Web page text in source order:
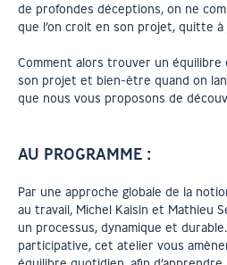
de profondes déceptions, on ne
que l’on croit en son projet, quitte
Comment alors trouver un équilibre
son projet et bien-être quand on
que nous vous proposons de
AU PROGRAMME :
Par une approche globale de la
au travail, Michel Kaisin et Mathieu
un processus, dynamique et
participative, cet atelier vous